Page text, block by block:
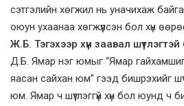
сэтгэлийн хөгжил нь уначихаж
оюун ухаанаа хөгжүүлсэн бол хүн
Ж.Б. Тэгэхээр хүн заавал шүтлэгтэй
Д.Б. Ямар нэг юмыг “Ямар
яасан сайхан юм” гээд бишрэхийг
юм. Ямар ч шүтлэггүй хүн бол юунд ч